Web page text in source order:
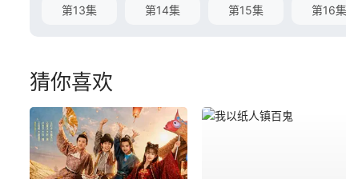
第13集 第14集 第15集 第16集
猜你喜欢